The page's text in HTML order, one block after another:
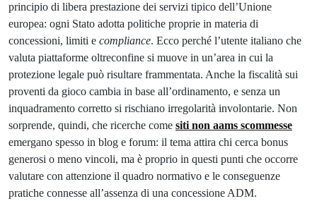
principio di libera prestazione dei servizi tipico dell’Unione
europea: ogni Stato adotta politiche proprie in materia di
concessioni, limiti e compliance. Ecco perché l’utente italiano che
valuta piattaforme oltreconfine si muove in un’area in cui la
protezione legale può risultare frammentata. Anche la fiscalità sui
proventi da gioco cambia in base all’ordinamento, e senza un
inquadramento corretto si rischiano irregolarità involontarie. Non
sorprende, quindi, che ricerche come siti non aams scommesse
emergano spesso in blog e forum: il tema attira chi cerca bonus
generosi o meno vincoli, ma è proprio in questi punti che occorre
valutare con attenzione il quadro normativo e le conseguenze
pratiche connesse all’assenza di una concessione ADM.